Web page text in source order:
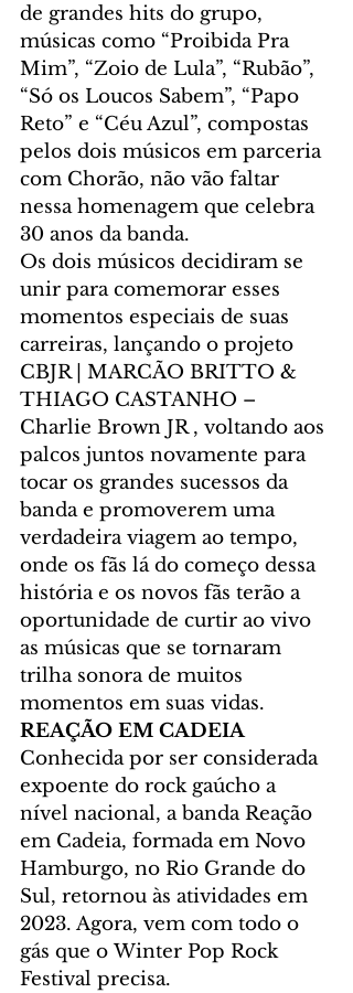
de grandes hits do grupo,
músicas como “Proibida Pra
Mim”, “Zoio de Lula”, “Rubão”,
“Só os Loucos Sabem”, “Papo
Reto” e “Céu Azul”, compostas
pelos dois músicos em parceria
com Chorão, não vão faltar
nessa homenagem que celebra
30 anos da banda.
Os dois músicos decidiram se
unir para comemorar esses
momentos especiais de suas
carreiras, lançando o projeto
CBJR | MARCÃO BRITTO &
THIAGO CASTANHO –
Charlie Brown JR , voltando aos
palcos juntos novamente para
tocar os grandes sucessos da
banda e promoverem uma
verdadeira viagem ao tempo,
onde os fãs lá do começo dessa
história e os novos fãs terão a
oportunidade de curtir ao vivo
as músicas que se tornaram
trilha sonora de muitos
momentos em suas vidas.
REAÇÃO EM CADEIA
Conhecida por ser considerada
expoente do rock gaúcho a
nível nacional, a banda Reação
em Cadeia, formada em Novo
Hamburgo, no Rio Grande do
Sul, retornou às atividades em
2023. Agora, vem com todo o
gás que o Winter Pop Rock
Festival precisa.